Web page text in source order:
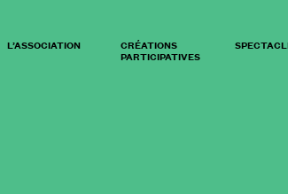
L’ASSOCIATION CRÉATIONS
PARTICIPATIVES